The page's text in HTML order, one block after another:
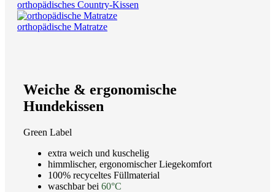
orthopädisches Country-Kissen
orthopädische Matratze
Weiche & ergonomische
Hundekissen
Green Label
extra weich und kuschelig
himmlischer, ergonomischer Liegekomfort
100% recyceltes Füllmaterial
waschbar bei 60°C